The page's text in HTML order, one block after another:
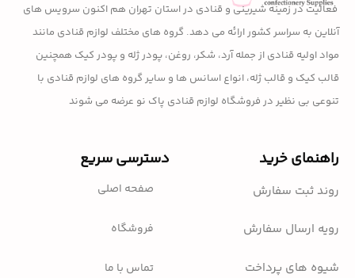
فعالیت در زمینه شیرینی و قنادی در استان تهران هم اکنون سرویس های
آنلاین به سراسر کشور ارائه می دهد. گروه های مختلف لوازم قنادی مانند
مواد اولیه قنادی از جمله آرد، شکر، روغن، پودر ژله و پودر کیک همچنین
قالب کیک و قالب ژله، انواع اسانس ها و سایر گروه های لوازم قنادی با
تنوعی بی نظیر در فروشگاه لوازم قنادی پاک نو عرضه می شوند
راهنمای خرید
روند ثبت سفارش
رویه ارسال سفارش
شیوه های پرداخت
دسترسی سریع
صفحه اصلی
فروشگاه
تماس با ما